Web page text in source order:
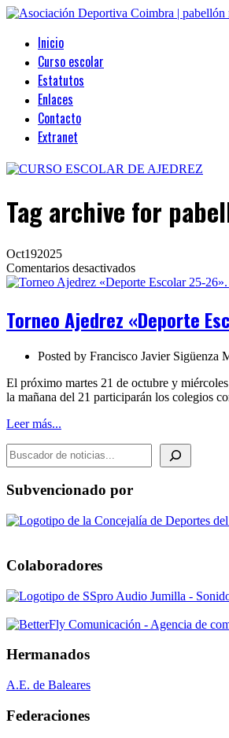
Inicio
Curso escolar
Estatutos
Enlaces
Contacto
Extranet
Tag archive for
Oct192025
Comentarios desactivadosen
Torneo
Escolar
26».
Municipal
Torneo Ajedrez «Deporte
Posted by Francisco Javier Sigüenza
El próximo martes 21 de octubre y
la mañana del 21 participarán los colegios
Leer más...
BUSCADOR DE NOTICIAS
Subvencionado por
Colaboradores
Hermanados
A.E. de Baleares
Federaciones